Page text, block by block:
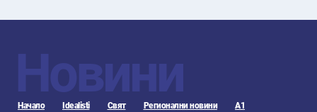
Новини
Начало Idealisti Свят Регионални новини А1